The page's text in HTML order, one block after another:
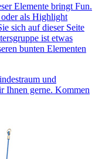
Elemente bringt Fun.
als Highlight
sich auf dieser Seite
ist etwas
bunten Elementen
und
Ihnen gerne. Kommen